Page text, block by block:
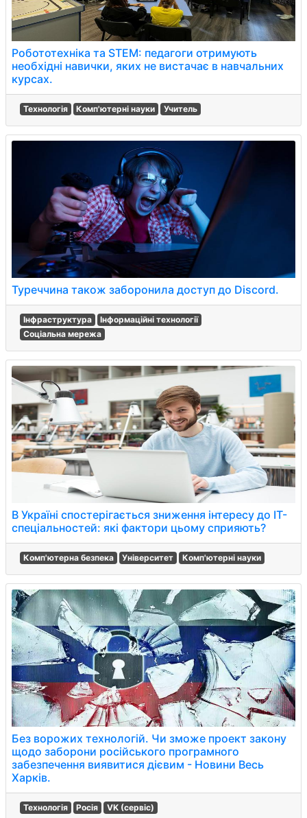
Робототехніка та STEM: педагоги отримують
необхідні навички, яких не вистачає в навчальних
курсах.
Технологія Комп'ютерні науки Учитель
Туреччина також заборонила доступ до Discord.
Інфраструктура
Інформаційні технології
Соціальна мережа
В Україні спостерігається зниження інтересу до ІТ-
спеціальностей: які фактори цьому сприяють?
Комп'ютерна безпека Університет Комп'ютерні науки
Без ворожих технологій. Чи зможе проект закону
щодо заборони російського програмного
забезпечення виявитися дієвим - Новини Весь
Харків.
Технологія Росія VK (сервіс)